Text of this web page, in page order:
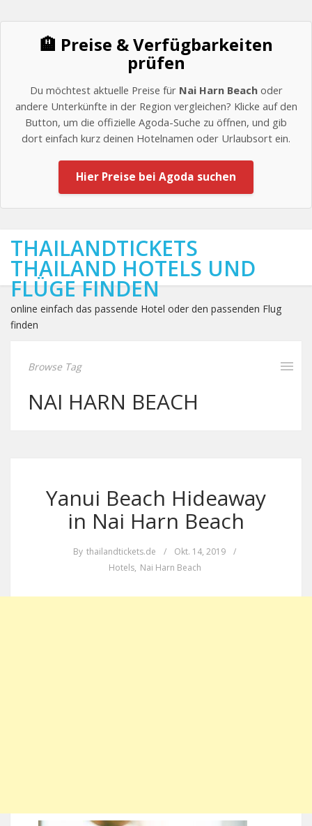
🏨 Preise & Verfügbarkeiten
prüfen
Du möchtest aktuelle Preise für Nai Harn Beachoder
andere Unterkünfte in der Region vergleichen? Klicke auf den
Button, um die offizielle Agoda-Suche zu öffnen, und gib
dort einfach kurz deinen Hotelnamen oder Urlaubsort ein.
Hier Preise bei Agoda suchen
THAILANDTICKETS
THAILAND HOTELS UND
FLÜGE FINDEN
online einfach das passende Hotel oder den passenden Flug
finden
Browse Tag
NAI HARN BEACH
Yanui Beach Hideaway
in Nai Harn Beach
By thailandtickets.de / Okt. 14, 2019
/
Hotels, Nai Harn Beach